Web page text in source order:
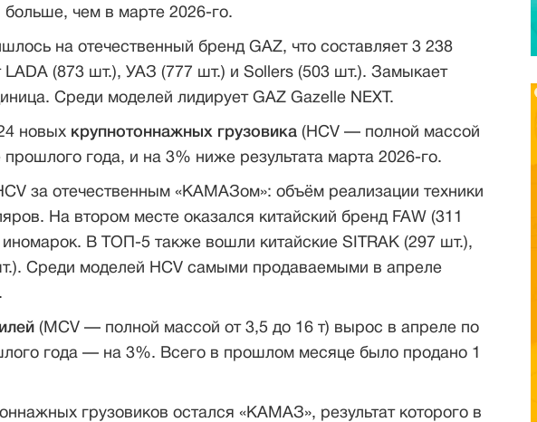
чем в марте 2026-го.
на отечественный бренд GAZ, что составляет 3 238
(873 шт.), УАЗ (777 шт.) и Sollers (503 шт.). Замыкает
Среди моделей лидирует GAZ Gazelle NEXT.
новых крупнотоннажных грузовика (HCV — полной массой
года, и на 3% ниже результата марта 2026-го.
за отечественным «КАМАЗом»: объём реализации техники
На втором месте оказался китайский бренд FAW (311
В ТОП-5 также вошли китайские SITRAK (297 шт.),
Среди моделей HCV самыми продаваемыми в апреле
(MCV — полной массой от 3,5 до 16 т) вырос в апреле по
года — на 3%. Всего в прошлом месяце было продано 1
грузовиков остался «КАМАЗ», результат которого в